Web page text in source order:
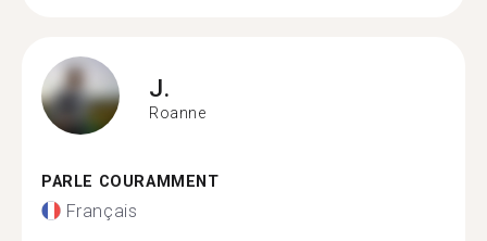
J.
Roanne
PARLE COURAMMENT
Français